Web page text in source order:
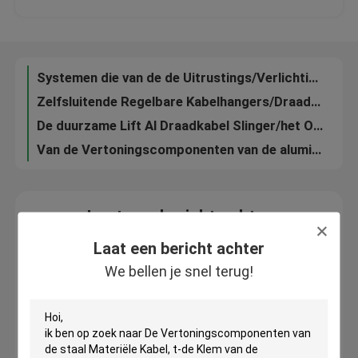
Laat een bericht achter
We bellen je snel terug!
Fabrieksreis
Kwaliteitscontrole
Verzoek om een Citaat
Regelbare Kabeltangen
Systemen die van de de Uitrustings/Verlichting Opschorting van de tegenhanger de Lichte Opschorting Toebehoren opzetten
Zelfsluitende Regelbare Kabelhangers/Draad het Hangen Beeldschermsystemendouanelengte
De duurzame Lift Al Draadkabel Slinger/het Opheffen Kabel slingert voor Opschortingssysteem
Van de Vertoningscomponenten van de aluminium de Materiële Kabel Zijklemmen voor Conferentiezalen
Laat een bericht achter
We bellen je snel terug!